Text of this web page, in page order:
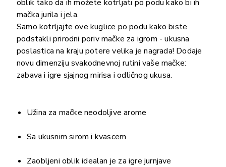
oblik tako da ih možete kotrljati po podu kako bi ih
mačka jurila i jela.
Samo kotrljajte ove kuglice po podu kako biste
podstakli prirodni poriv mačke za igrom - ukusna
poslastica na kraju potere velika je nagrada! Dodaje
novu dimenziju svakodnevnoj rutini vaše mačke:
zabava i igre sjajnog mirisa i odličnog ukusa.
Užina za mačke neodoljive arome
Sa ukusnim sirom i kvascem
Zaobljeni oblik idealan je za igre jurnjave